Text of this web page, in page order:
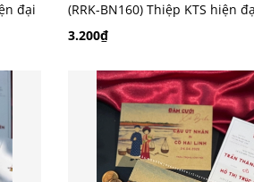
đại
(RRK-BN160) Thiệp KTS hiện
3.200₫